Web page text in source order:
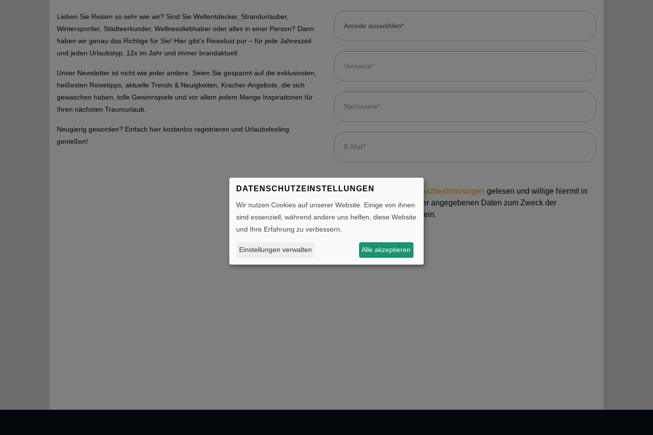
Lieben Sie Reisen so sehr wie wir? Sind Sie Weltentdecker, Strandurlauber,
Wintersportler, Städteerkunder, Wellnessliebhaber oder alles in einer Person? Dann
haben wir genau das Richtige für Sie! Hier gibt’s Reiselust pur – für jede Jahreszeit
und jeden Urlaubstyp, 12x im Jahr und immer brandaktuell.
Unser Newsletter ist nicht wie jeder andere. Seien Sie gespannt auf die exklusivsten,
heißesten Reisetipps, aktuelle Trends & Neuigkeiten, Kracher-Angebote, die sich
gewaschen haben, tolle Gewinnspiele und vor allem jedem Menge Inspirationen für
Ihren nächsten Traumurlaub.
Neugierig geworden? Einfach hier kostenlos registrieren und Urlaubsfeeling
genießen!
DATENSCHUTZEINSTELLUNGEN
Wir nutzen Cookies auf unserer Website. Einige von ihnen
sind essenziell, während andere uns helfen, diese Website
und Ihre Erfahrung zu verbessern.
Einstellungen verwalten Alle akzeptieren